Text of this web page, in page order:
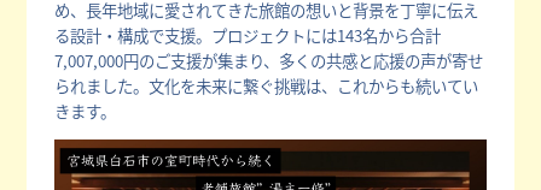
め、長年地域に愛されてきた旅館の想いと背景を丁寧に伝え
る設計・構成で支援。プロジェクトには143名から合計
7,007,000円のご支援が集まり、多くの共感と応援の声が寄せ
られました。文化を未来に繋ぐ挑戦は、これからも続いてい
きます。